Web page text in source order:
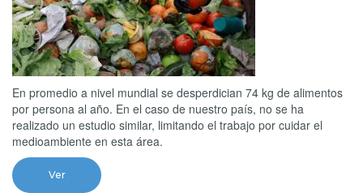
En promedio a nivel mundial se desperdician 74 kg de alimentos
por persona al año. En el caso de nuestro país, no se ha
realizado un estudio similar, limitando el trabajo por cuidar el
medioambiente en esta área.
Ver